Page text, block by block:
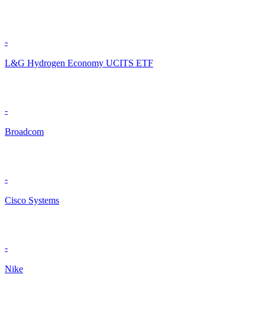
-
L&G Hydrogen Economy UCITS ETF
-
Broadcom
-
Cisco Systems
-
Nike